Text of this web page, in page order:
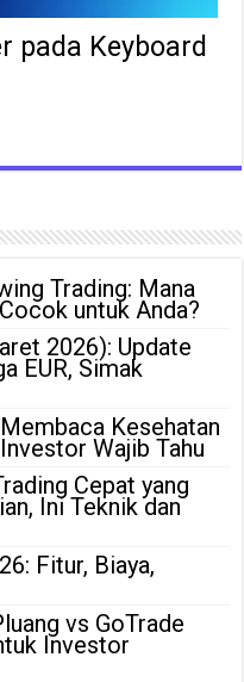
pada Keyboard
Trading: Mana
untuk Anda?
2026): Update
EUR, Simak
Kesehatan
Wajib Tahu
Cepat yang
Ini Teknik dan
Fitur, Biaya,
vs GoTrade
Investor